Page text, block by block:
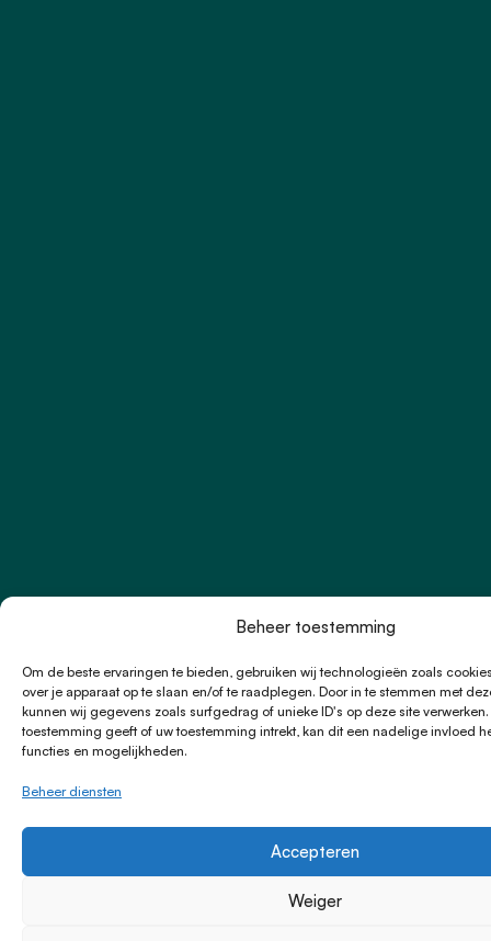
Beheer toestemming
Om de beste ervaringen te bieden, gebruiken wij technologieën zoals
over je apparaat op te slaan en/of te raadplegen. Door in te stemmen met
kunnen wij gegevens zoals surfgedrag of unieke ID's op deze site
toestemming geeft of uw toestemming intrekt, kan dit een nadelige invloed
functies en mogelijkheden.
Beheer diensten
Accepteren
Weiger